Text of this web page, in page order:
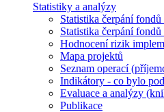
Statistiky a analýzy
Statistika čerpání
Statistika čerpání
Hodnocení rizik
Mapa projektů
Seznam operací
Indikátory - co bylo
Evaluace a analýzy
Publikace